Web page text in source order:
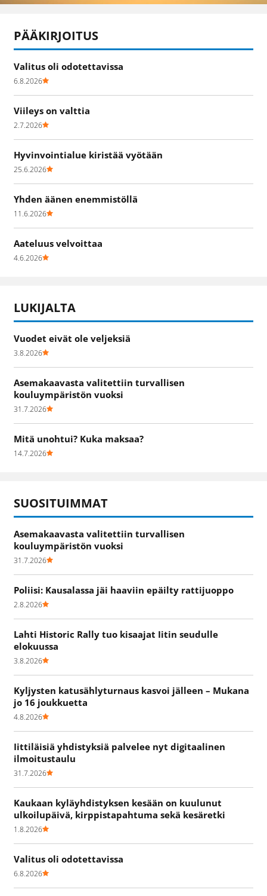
PÄÄKIRJOITUS
Valitus oli odotettavissa
6.8.2026
Viileys on valttia
2.7.2026
Hyvinvointialue kiristää vyötään
25.6.2026
Yhden äänen enemmistöllä
11.6.2026
Aateluus velvoittaa
4.6.2026
LUKIJALTA
Vuodet eivät ole veljeksiä
3.8.2026
Asemakaavasta valitettiin turvallisen
kouluympäristön vuoksi
31.7.2026
Mitä unohtui? Kuka maksaa?
14.7.2026
SUOSITUIMMAT
Asemakaavasta valitettiin turvallisen
kouluympäristön vuoksi
31.7.2026
Poliisi: Kausalassa jäi haaviin epäilty rattijuoppo
2.8.2026
Lahti Historic Rally tuo kisaajat Iitin seudulle
elokuussa
3.8.2026
Kyljysten katusählyturnaus kasvoi jälleen – Mukana
jo 16 joukkuetta
4.8.2026
Iittiläisiä yhdistyksiä palvelee nyt digitaalinen
ilmoitustaulu
31.7.2026
Kaukaan kyläyhdistyksen kesään on kuulunut
ulkoilupäivä, kirppistapahtuma sekä kesäretki
1.8.2026
Valitus oli odotettavissa
6.8.2026